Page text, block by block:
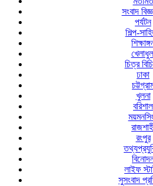
সংবাদ
পর্যটন
শিল্প-
চিত্র
ঢাকা
খুলনা
বরিশাল
রংপুর
লাইফ
সুসংবাদ